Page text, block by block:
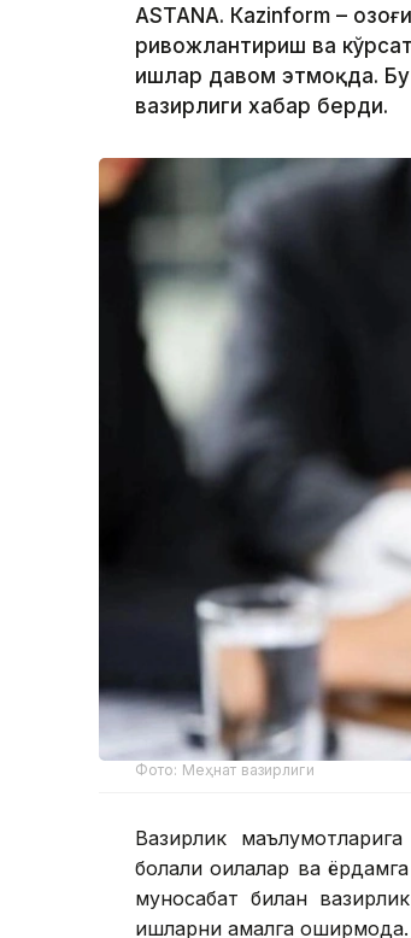
ASTANА. Кazinform –
ривожлантириш ва
ишлар давом этмоқда.
вазирлиги хабар берди.
Фото: Меҳнат вазирлиги
Вазирлик
болали оилалар ва
муносабат билан
ишларни амалга оширмоқда.